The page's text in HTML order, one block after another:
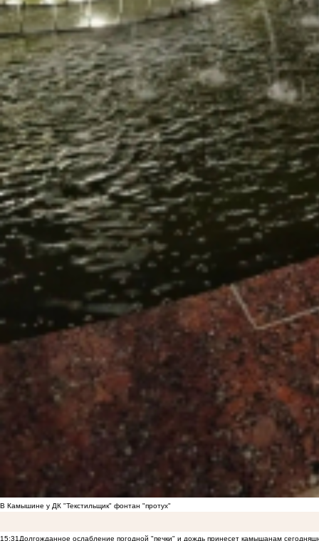
В Камышине у ДК "Текстильщик" фонтан "протух"
15:31 Долгожданное ослабление погодной "печки" и дождь принесет камышанам